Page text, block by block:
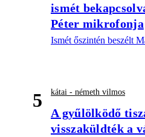
ismét
Péter mikrofonja
Ismét őszintén beszélt
5 kátai - németh vilmos
A gyűlölködő
visszaküldték a